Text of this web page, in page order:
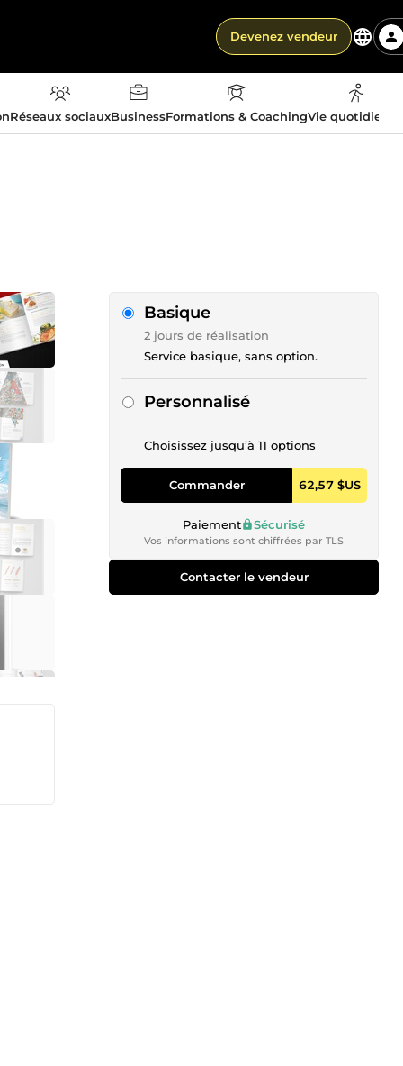
Devenez vendeur
Réseaux sociauxBusinessFormations & CoachingVie
Basique
2 jours de réalisation
Service basique, sans option.
Personnalisé
Choisissez jusqu’à 11 options
Commander 62,57 $US
Paiement Sécurisé
Vos informations sont chiffrées par TLS
Contacter le vendeur